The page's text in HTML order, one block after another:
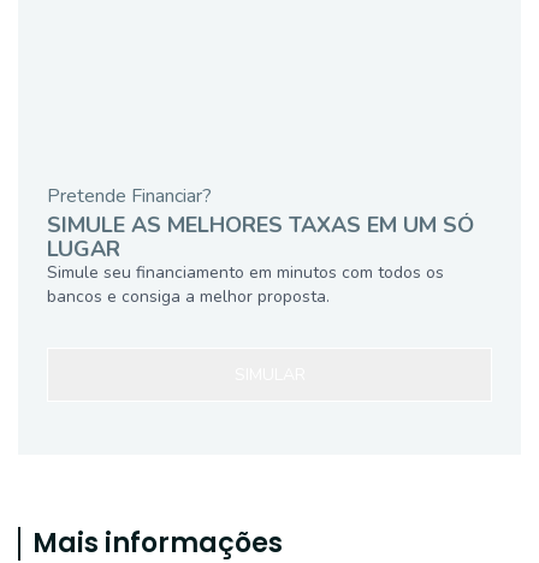
Pretende Financiar?
SIMULE AS MELHORES TAXAS EM UM SÓ
LUGAR
Simule seu financiamento em minutos com todos os
bancos e consiga a melhor proposta.
Mais informações